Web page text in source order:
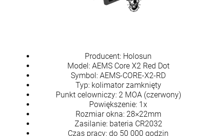
Producent: Holosun
Model: AEMS Core X2 Red Dot
Symbol: AEMS-CORE-X2-RD
Typ: kolimator zamknięty
Punkt celowniczy: 2 MOA (czerwony)
Powiększenie: 1x
Rozmiar okna: 28×22mm
Zasilanie: bateria CR2032
Czas pracy: do 50 000 godzin